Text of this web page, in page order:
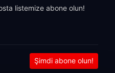
listemize abone olun!
Şimdi abone olun!